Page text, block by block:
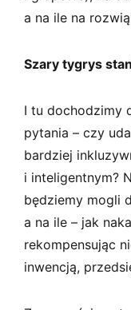
a na ile na
Szary tygrys
I tu dochodzimy
pytania – czy
bardziej
i inteligentnym?
będziemy mogli
a na ile – jak
rekompensując
inwencją,